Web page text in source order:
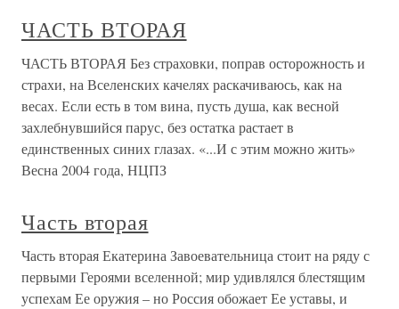
ЧАСТЬ ВТОРАЯ
ЧАСТЬ ВТОРАЯ Без страховки, поправ осторожность и
страхи, на Вселенских качелях раскачиваюсь, как на
весах. Если есть в том вина, пусть душа, как весной
захлебнувшийся парус, без остатка растает в
единственных синих глазах. «...И с этим можно жить»
Весна 2004 года, НЦПЗ
Часть вторая
Часть вторая Екатерина Завоевательница стоит на ряду с
первыми Героями вселенной; мир удивлялся блестящим
успехам Ее оружия – но Россия обожает Ее уставы, и